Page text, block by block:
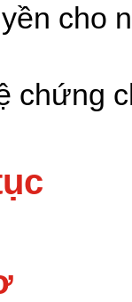
cho